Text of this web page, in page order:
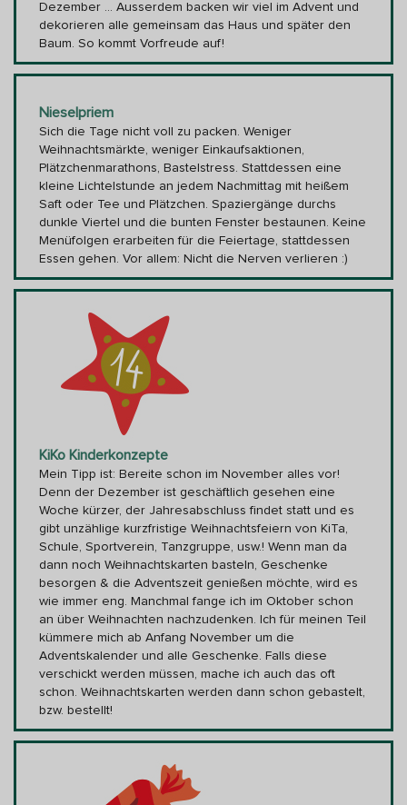
Dezember … Ausserdem backen wir viel im Advent und
dekorieren alle gemeinsam das Haus und später den
Baum. So kommt Vorfreude auf!
Nieselpriem
Sich die Tage nicht voll zu packen. Weniger
Weihnachtsmärkte, weniger Einkaufsaktionen,
Plätzchenmarathons, Bastelstress. Stattdessen eine
kleine Lichtelstunde an jedem Nachmittag mit heißem
Saft oder Tee und Plätzchen. Spaziergänge durchs
dunkle Viertel und die bunten Fenster bestaunen. Keine
Menüfolgen erarbeiten für die Feiertage, stattdessen
Essen gehen. Vor allem: Nicht die Nerven verlieren :)
KiKo Kinderkonzepte
Mein Tipp ist: Bereite schon im November alles vor!
Denn der Dezember ist geschäftlich gesehen eine
Woche kürzer, der Jahresabschluss findet statt und es
gibt unzählige kurzfristige Weihnachtsfeiern von KiTa,
Schule, Sportverein, Tanzgruppe, usw.! Wenn man da
dann noch Weihnachtskarten basteln, Geschenke
besorgen & die Adventszeit genießen möchte, wird es
wie immer eng. Manchmal fange ich im Oktober schon
an über Weihnachten nachzudenken. Ich für meinen Teil
kümmere mich ab Anfang November um die
Adventskalender und alle Geschenke. Falls diese
verschickt werden müssen, mache ich auch das oft
schon. Weihnachtskarten werden dann schon gebastelt,
bzw. bestellt!